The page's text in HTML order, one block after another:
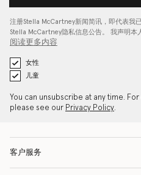
注册Stella McCartney新闻简讯，即代表我
Stella McCartney隐私信息公告。 我声明本
阅读更多内容
女性
儿童
You can unsubscribe at any time.
please see our Privacy Policy.
客户服务